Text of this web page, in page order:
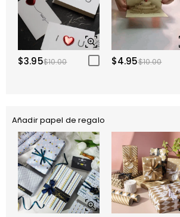
$3.95$10.00 $4.95$10.00
Añadir papel de regalo